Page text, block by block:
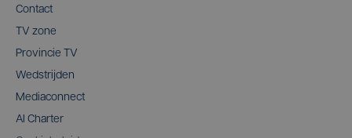
Contact
TV zone
Provincie TV
Wedstrijden
Mediaconnect
AI Charter